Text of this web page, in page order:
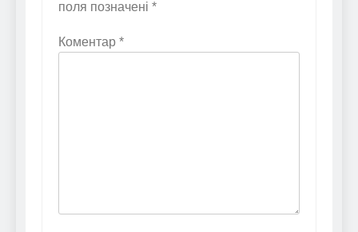
поля позначені *
Коментар *